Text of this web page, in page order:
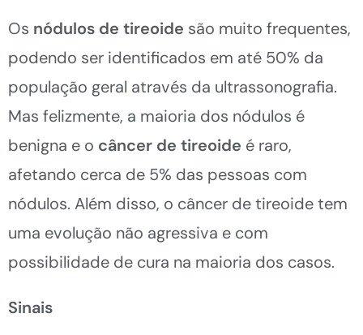
Os nódulos de tireoide são muito frequentes,
podendo ser identificados em até 50% da
população geral através da ultrassonografia.
Mas felizmente, a maioria dos nódulos é
benigna e o câncer de tireoide é raro,
afetando cerca de 5% das pessoas com
nódulos. Além disso, o câncer de tireoide tem
uma evolução não agressiva e com
possibilidade de cura na maioria dos casos.
Sinais